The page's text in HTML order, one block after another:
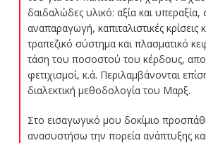
δαιδαλώδες υλικό: αξία και υπεραξία,
αναπαραγωγή, καπιταλιστικές κρίσεις
τραπεζικό σύστημα και πλασματικό
τάση του ποσοστού του κέρδους,
φετιχισμοί, κ.ά. Περιλαμβάνονται
διαλεκτική μεθοδολογία του Μαρξ.
Στο εισαγωγικό μου δοκίμιο
ανασυστήσω την πορεία ανάπτυξης